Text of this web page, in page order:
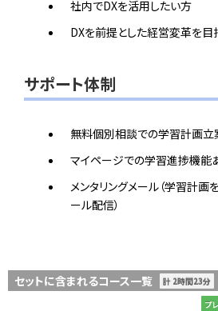
社内でDXを活用したい方
DXを前提とした経営変革を目
サポート体制
無料個別相談での学習計画立
マイページでの学習進捗機能
メンタリングメール（学習計画
ール配信）
セットに含まれるコース一覧 計 2時間23分
プ